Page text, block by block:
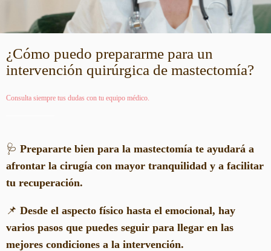
¿Cómo puedo prepararme para un
intervención quirúrgica de mastectomía?
Consulta siempre tus dudas con tu equipo médico.
🩺 Prepararte bien para la mastectomía te ayudará a
afrontar la cirugía con mayor tranquilidad y a facilitar
tu recuperación.
📌 Desde el aspecto físico hasta el emocional, hay
varios pasos que puedes seguir para llegar en las
mejores condiciones a la intervención.